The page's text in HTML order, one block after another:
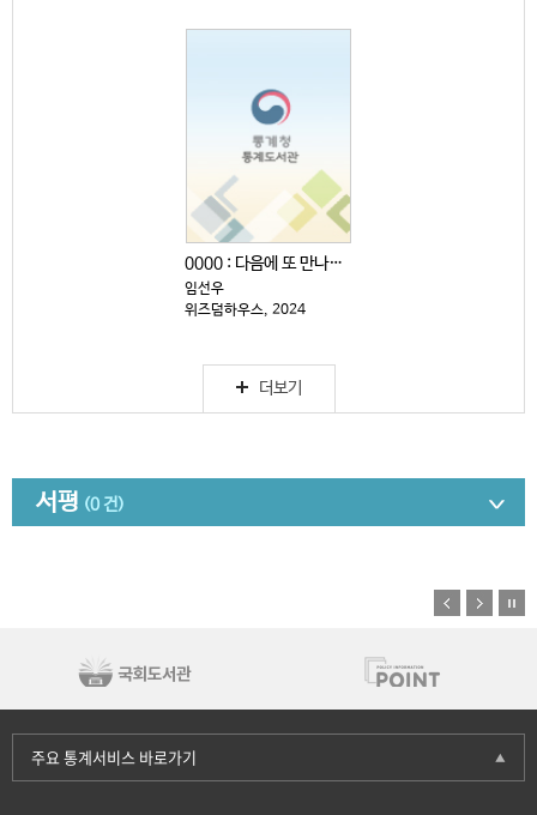
0000 : 다음에 또 만나자고 전해주세요
임선우
위즈덤하우스, 2024
더보기
서평 (0 건)
주요 통계서비스 바로가기